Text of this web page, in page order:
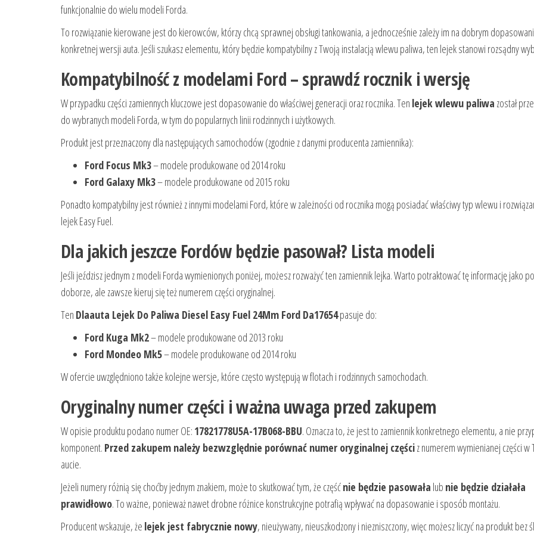
funkcjonalnie do wielu modeli Forda.
To rozwiązanie kierowane jest do kierowców, którzy chcą sprawnej obsługi tankowania, a jednocześnie zależy im na dobrym
konkretnej wersji auta. Jeśli szukasz elementu, który będzie kompatybilny z Twoją instalacją wlewu paliwa, ten lejek stanowi rozsądny
Kompatybilność z modelami Ford – sprawdź rocznik i wersję
W przypadku części zamiennych kluczowe jest dopasowanie do właściwej generacji oraz rocznika. Ten lejek wlewu paliwa został
do wybranych modeli Forda, w tym do popularnych linii rodzinnych i użytkowych.
Produkt jest przeznaczony dla następujących samochodów (zgodnie z danymi producenta zamiennika):
Ford Focus Mk3– modele produkowane od 2014 roku
Ford Galaxy Mk3– modele produkowane od 2015 roku
Ponadto kompatybilny jest również z innymi modelami Ford, które w zależności od rocznika mogą posiadać właściwy typ wlewu i
lejek Easy Fuel.
Dla jakich jeszcze Fordów będzie pasował? Lista modeli
Jeśli jeździsz jednym z modeli Forda wymienionych poniżej, możesz rozważyć ten zamiennik lejka. Warto potraktować tę informację jako
doborze, ale zawsze kieruj się też numerem części oryginalnej.
Ten Dlaauta Lejek Do Paliwa Diesel Easy Fuel 24Mm Ford Da17654pasuje do:
Ford Kuga Mk2– modele produkowane od 2013 roku
Ford Mondeo Mk5– modele produkowane od 2014 roku
W ofercie uwzględniono także kolejne wersje, które często występują w flotach i rodzinnych samochodach.
Oryginalny numer części i ważna uwaga przed zakupem
W opisie produktu podano numer OE: 17821778U5A-17B068-BBU. Oznacza to, że jest to zamiennik konkretnego elementu, a nie
komponent. Przed zakupem należy bezwzględnie porównać numer oryginalnej częściz numerem wymienianej części w
aucie.
Jeżeli numery różnią się choćby jednym znakiem, może to skutkować tym, że częśćnie będzie pasowała lub nie będzie działała
prawidłowo. To ważne, ponieważ nawet drobne różnice konstrukcyjne potrafią wpływać na dopasowanie i sposób montażu.
Producent wskazuje, że lejek jest fabrycznie nowy, nieużywany, nieuszkodzony i niezniszczony, więc możesz liczyć na produkt bez